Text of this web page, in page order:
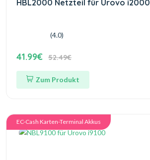
HBL2000 Netzteil für Urovo i2000
(4.0)
41.99€ 52.49€
Zum Produkt
EC-Cash Karten-Terminal Akkus